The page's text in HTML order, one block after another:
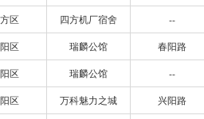
区 四方机厂宿舍
--
区 瑞麟公馆
春阳路
区 瑞麟公馆
--
区 万科魅力之城
兴阳路